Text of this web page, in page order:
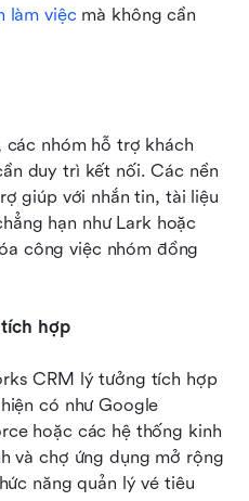
làm việc mà không cần
các nhóm hỗ trợ khách
duy trì kết nối. Các nền
giúp với nhắn tin, tài liệu
hạn như Lark hoặc
công việc nhóm đồng
hợp
CRM lý tưởng tích hợp
có như Google
hoặc các hệ thống kinh
và chợ ứng dụng mở rộng
năng quản lý vé tiêu